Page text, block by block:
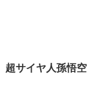
超サイヤ人孫悟空